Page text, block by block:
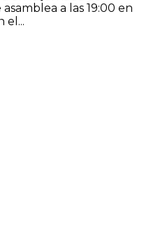
a las 19:00 en
el...